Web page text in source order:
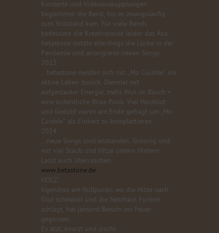
Konzerte und Videoauskupplungen
begleiteten die Band, bis es zwangsläufig
zum Stillstand kam. Für viele Bands
bedeutete die Kreativpause leider das Aus.
betastone nutzte allerdings die Lücke in der
Pandemie und arrangierte neuen Songs.
2023
…betastone melden sich mit „Mo Cuishle“ ins
aktive Leben zurück. Diesmal mit
aufgestauter Energie, mehr Wut im Bauch +
eine ordentliche Brise Punk. Viel Herzblut
und Geduld waren am Ende gefragt um „Mo
Cuishle“ als Einheit zu komplettieren.
2024
…neue Songs sind enstanden. Groovig und
mit viel Staub und Hitze untern Hintern.
Lasst euch überraschen.
www.betastone.de
HOLZ:
Irgendwo am Nullpunkt, wo die Hitze nach
Glut schmeckt und die Netzhaut Funken
schlägt, hat jemand Benzin ins Feuer
gegossen.
Es ätzt, knarzt und zischt.